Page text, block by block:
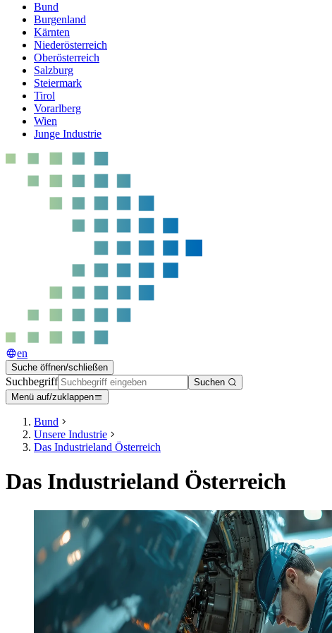
Bund
Burgenland
Kärnten
Niederösterreich
Oberösterreich
Salzburg
Steiermark
Tirol
Vorarlberg
Wien
Junge Industrie
en
Suche öffnen/schließen
Suchbegriff
Suchen
Menü auf/zuklappen
Bund
Unsere Industrie
Das Industrieland Österreich
Das Industrieland Österreich